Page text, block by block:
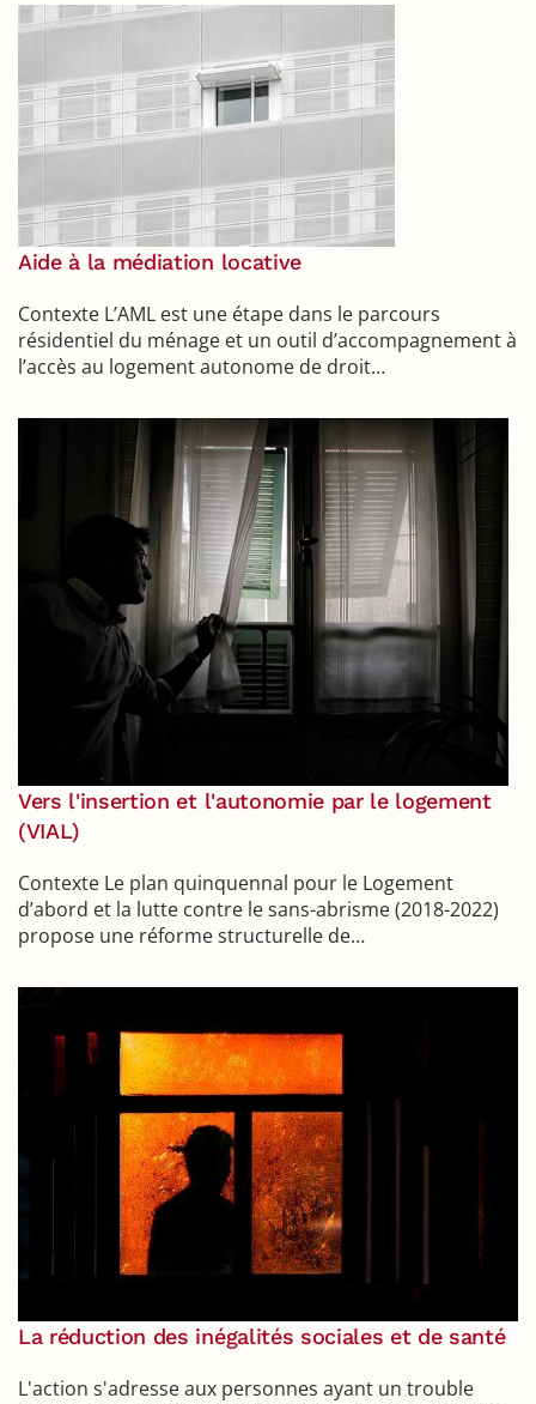
Aide à la médiation locative
Contexte L’AML est une étape dans le parcours
résidentiel du ménage et un outil d’accompagnement à
l’accès au logement autonome de droit…
Vers l'insertion et l'autonomie par le logement
(VIAL)
Contexte Le plan quinquennal pour le Logement
d’abord et la lutte contre le sans-abrisme (2018-2022)
propose une réforme structurelle de…
La réduction des inégalités sociales et de santé
L'action s'adresse aux personnes ayant un trouble